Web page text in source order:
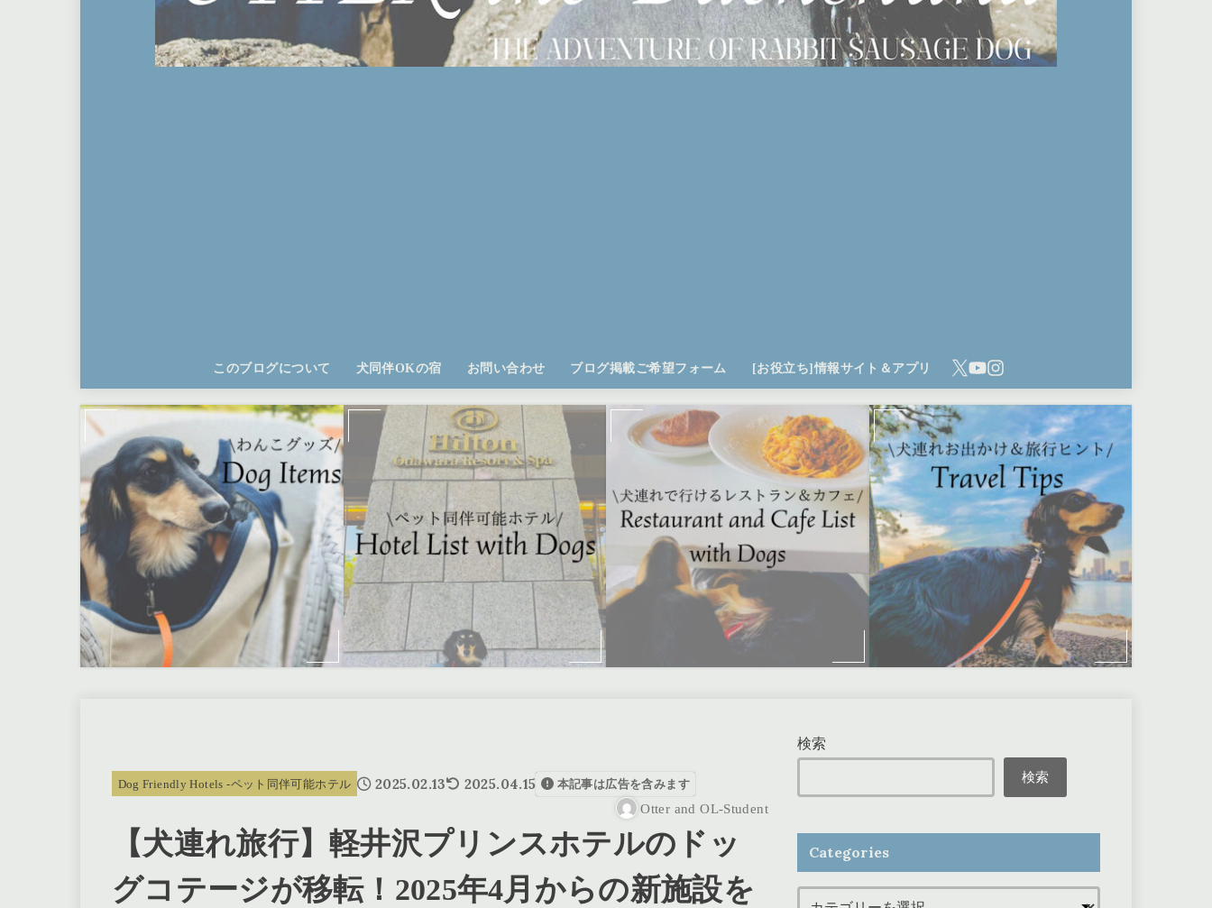
このブログについて 犬同伴OKの宿 お問い合わせ ブログ掲載ご希望フォーム [お役立ち]情報サイト＆アプリ
Dog Friendly Hotels -ペット同伴可能ホテル 2025.02.13 2025.04.15 本記事は広告を含みます
Otter and OL-Student
【犬連れ旅行】軽井沢プリンスホテルのドッ
グコテージが移転！2025年4月からの新施設を
検索
検索
Categories